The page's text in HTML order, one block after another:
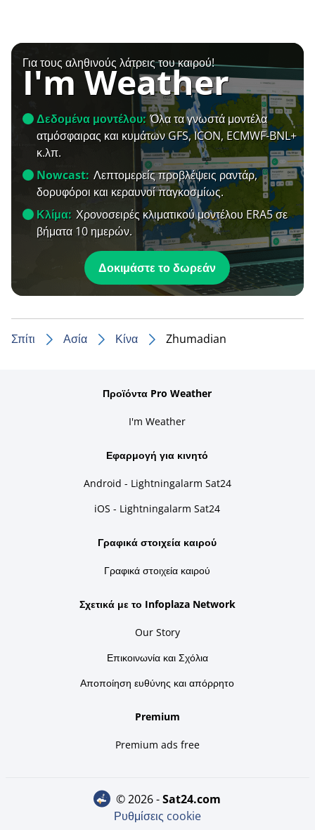
Για τους αληθινούς λάτρεις του καιρού!
I'm Weather
Δεδομένα μοντέλου: Όλα τα γνωστά μοντέλα
ατμόσφαιρας και κυμάτων GFS, ICON, ECMWF-BNL+
κ.λπ.
Nowcast: Λεπτομερείς προβλέψεις ραντάρ,
δορυφόροι και κεραυνοί παγκοσμίως.
Κλίμα: Χρονοσειρές κλιματικού μοντέλου ERA5 σε
βήματα 10 ημερών.
Δοκιμάστε το δωρεάν
Σπίτι Ασία Κίνα Zhumadian
Προϊόντα Pro Weather
I'm Weather
Εφαρμογή για κινητό
Android - Lightningalarm Sat24
iOS - Lightningalarm Sat24
Γραφικά στοιχεία καιρού
Γραφικά στοιχεία καιρού
Σχετικά με το Infoplaza Network
Our Story
Επικοινωνία και Σχόλια
Αποποίηση ευθύνης και απόρρητο
Premium
Premium ads free
© 2026 - sat24.com
Ρυθμίσεις cookie